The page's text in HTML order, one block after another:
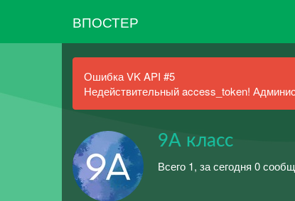
ВПОСТЕР
Ошибка VK API #5
Недействительный access_token!
9А класс
Всего 1, за сегодня 0